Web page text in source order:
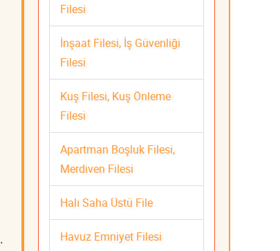
.
Filesi
İnşaat Filesi, İş Güvenliği
Filesi
Kuş Filesi, Kuş Önleme
Filesi
Apartman Boşluk Filesi,
Merdiven Filesi
Halı Saha Üstü File
Havuz Emniyet Filesi